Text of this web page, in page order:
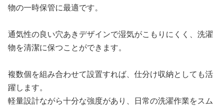
物の一時保管に最適です。
通気性の良い穴あきデザインで湿気がこもりにくく、洗濯
物を清潔に保つことができます。
複数個を組み合わせて設置すれば、仕分け収納としても活
躍します。
軽量設計ながら十分な強度があり、日常の洗濯作業をスム